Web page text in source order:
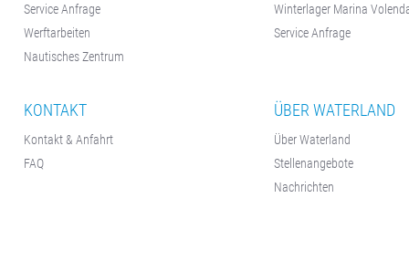
Service Anfrage
Werftarbeiten
Nautisches Zentrum
Winterlager Marina
Service Anfrage
KONTAKT
Kontakt & Anfahrt
FAQ
ÜBER WATERLAND
Über Waterland
Stellenangebote
Nachrichten